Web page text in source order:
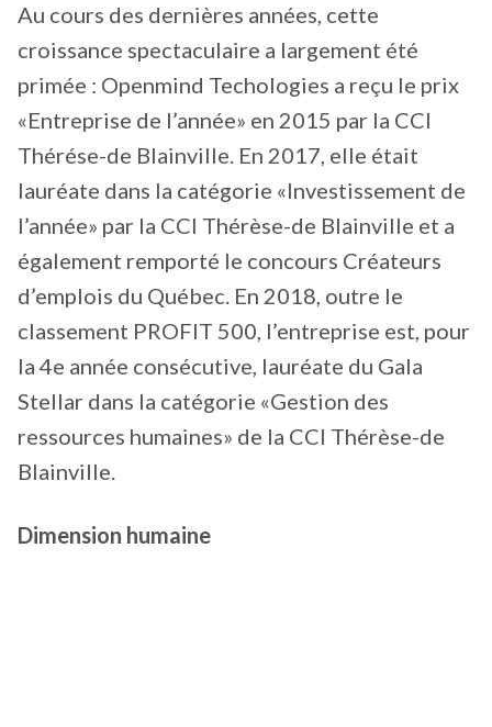
Au cours des dernières années, cette
croissance spectaculaire a largement été
primée : Openmind Techologies a reçu le prix
«Entreprise de l’année» en 2015 par la CCI
Thérése-de Blainville. En 2017, elle était
lauréate dans la catégorie «Investissement de
l’année» par la CCI Thérèse-de Blainville et a
également remporté le concours Créateurs
d’emplois du Québec. En 2018, outre le
classement PROFIT 500, l’entreprise est, pour
la 4e année consécutive, lauréate du Gala
Stellar dans la catégorie «Gestion des
ressources humaines» de la CCI Thérèse-de
Blainville.
Dimension humaine